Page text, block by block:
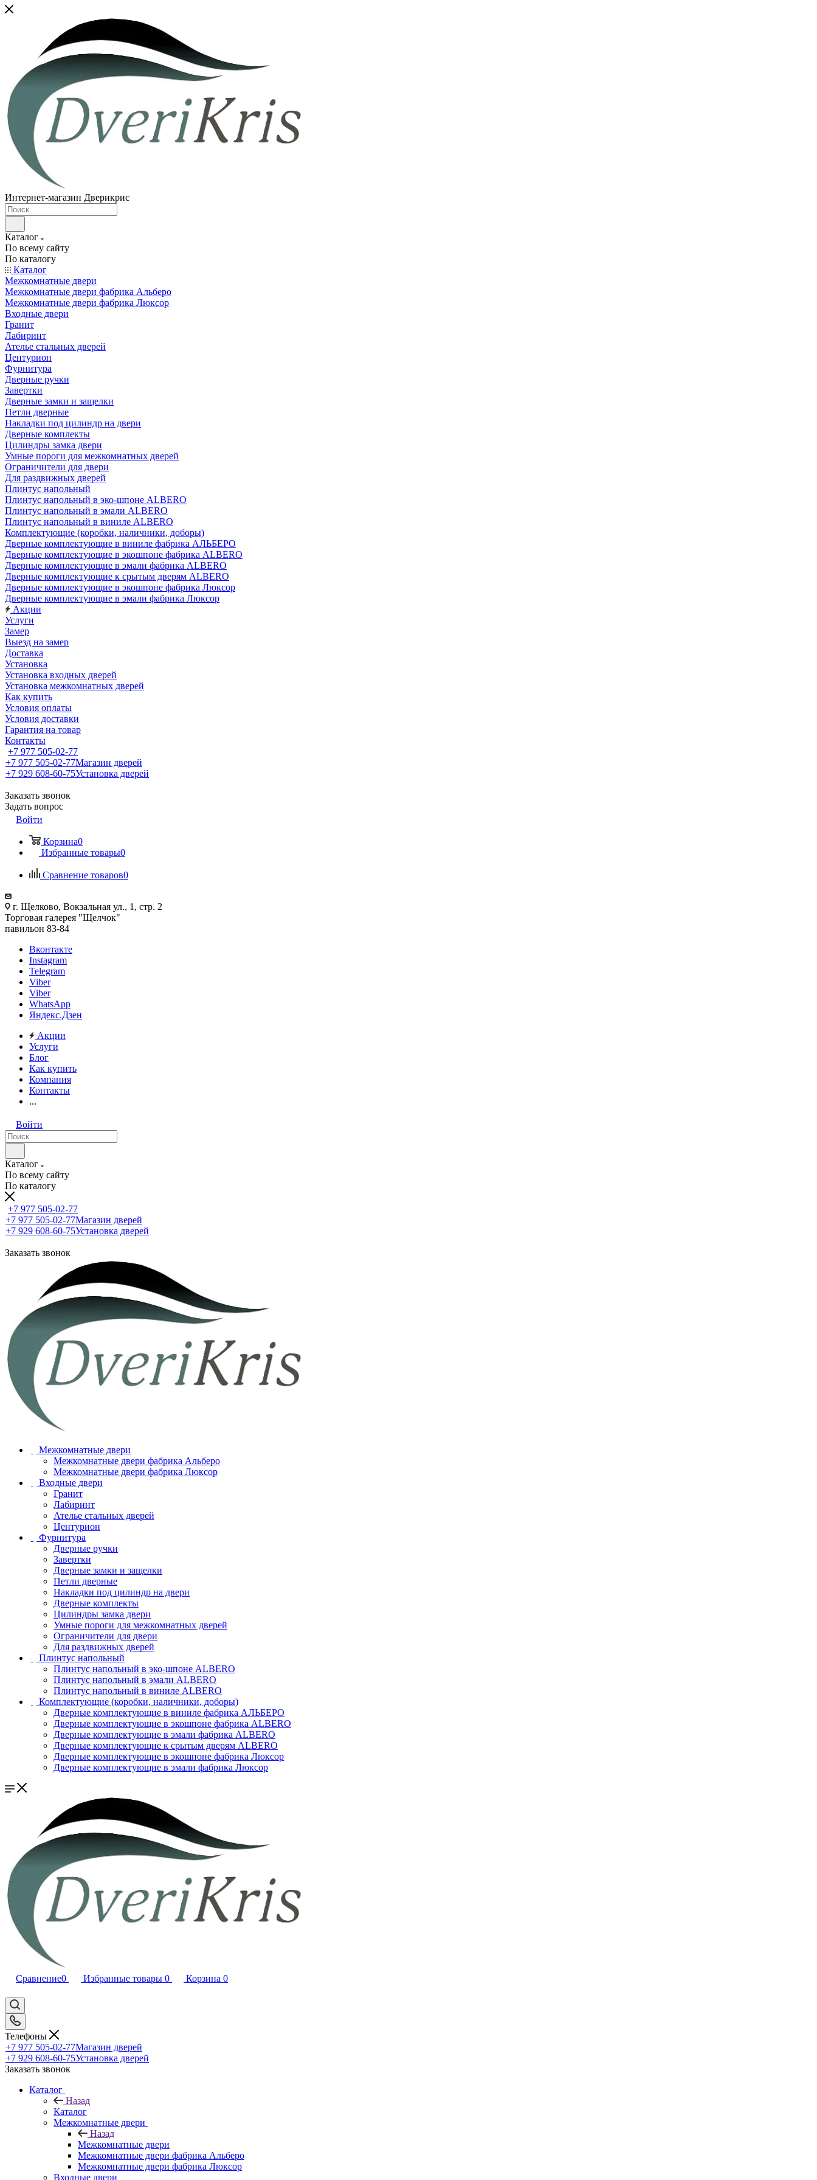
Интернет-магазин Дверикрис
Каталог
По всему сайту
По каталогу
Каталог
Межкомнатные двери
Межкомнатные двери фабрика Альберо
Межкомнатные двери фабрика Люксор
Входные двери
Гранит
Лабиринт
Ателье стальных дверей
Центурион
Фурнитура
Дверные ручки
Завертки
Дверные замки и защелки
Петли дверные
Накладки под цилиндр на двери
Дверные комплекты
Цилиндры замка двери
Умные пороги для межкомнатных дверей
Ограничители для двери
Для раздвижных дверей
Плинтус напольный
Плинтус напольный в эко-шпоне ALBERO
Плинтус напольный в эмали ALBERO
Плинтус напольный в виниле ALBERO
Комплектующие (коробки, наличники, доборы)
Дверные комплектующие в виниле фабрика АЛЬБЕРО
Дверные комплектующие в экошпоне фабрика ALBERO
Дверные комплектующие в эмали фабрика ALBERO
Дверные комплектующие к срытым дверям ALBERO
Дверные комплектующие в экошпоне фабрика Люксор
Дверные комплектующие в эмали фабрика Люксор
Акции
Услуги
Замер
Выезд на замер
Доставка
Установка
Установка входных дверей
Установка межкомнатных дверей
Как купить
Условия оплаты
Условия доставки
Гарантия на товар
Контакты
+7 977 505-02-77
+7 977 505-02-77Магазин дверей
+7 929 608-60-75Установка дверей
Заказать звонок
Задать вопрос
Войти
Корзина0
Избранные товары0
Сравнение товаров0
г. Щелково, Вокзальная ул., 1, стр. 2
Торговая галерея "Щелчок"
павильон 83-84
Вконтакте
Instagram
Telegram
Viber
Viber
WhatsApp
Яндекс.Дзен
Акции
Услуги
Блог
Как купить
Компания
Контакты
...
Войти
Каталог
По всему сайту
По каталогу
+7 977 505-02-77
+7 977 505-02-77Магазин дверей
+7 929 608-60-75Установка дверей
Заказать звонок
Межкомнатные двери
Межкомнатные двери фабрика Альберо
Межкомнатные двери фабрика Люксор
Входные двери
Гранит
Лабиринт
Ателье стальных дверей
Центурион
Фурнитура
Дверные ручки
Завертки
Дверные замки и защелки
Петли дверные
Накладки под цилиндр на двери
Дверные комплекты
Цилиндры замка двери
Умные пороги для межкомнатных дверей
Ограничители для двери
Для раздвижных дверей
Плинтус напольный
Плинтус напольный в эко-шпоне ALBERO
Плинтус напольный в эмали ALBERO
Плинтус напольный в виниле ALBERO
Комплектующие (коробки, наличники, доборы)
Дверные комплектующие в виниле фабрика АЛЬБЕРО
Дверные комплектующие в экошпоне фабрика ALBERO
Дверные комплектующие в эмали фабрика ALBERO
Дверные комплектующие к срытым дверям ALBERO
Дверные комплектующие в экошпоне фабрика Люксор
Дверные комплектующие в эмали фабрика Люксор
Сравнение0 Избранные товары 0 Корзина 0
Телефоны
+7 977 505-02-77Магазин дверей
+7 929 608-60-75Установка дверей
Заказать звонок
Каталог
Назад
Каталог
Межкомнатные двери
Назад
Межкомнатные двери
Межкомнатные двери фабрика Альберо
Межкомнатные двери фабрика Люксор
Входные двери